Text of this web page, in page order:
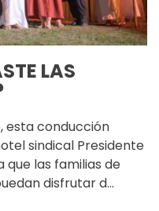
LAS
esta conducción
sindical Presidente
que las familias de
disfrutar d…